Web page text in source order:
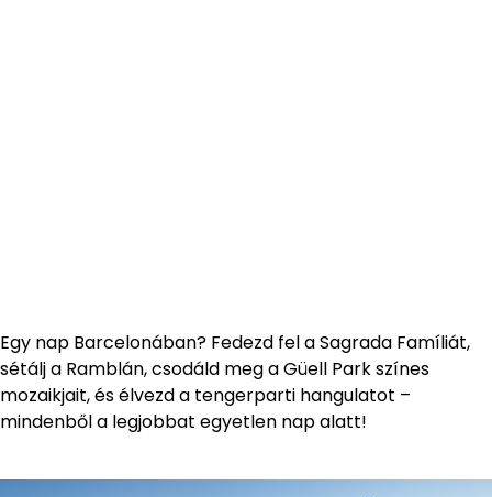
Egy nap Barcelonában? Fedezd fel a Sagrada Famíliát,
sétálj a Ramblán, csodáld meg a Güell Park színes
mozaikjait, és élvezd a tengerparti hangulatot –
mindenből a legjobbat egyetlen nap alatt!